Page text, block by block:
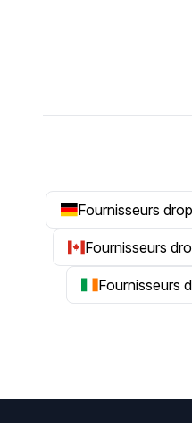
Fournisseurs
Fournisseurs
Fournisseurs